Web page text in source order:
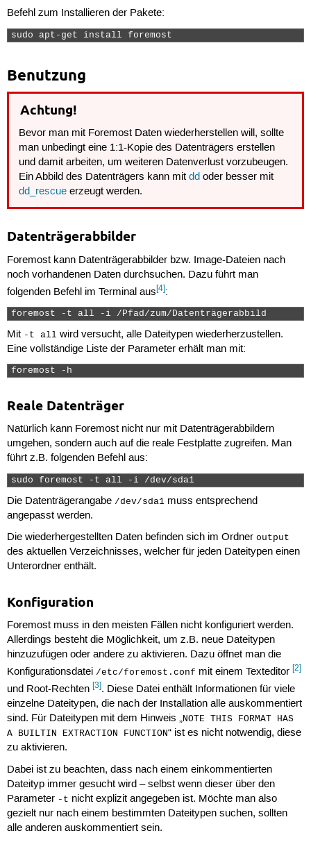
Befehl zum Installieren der Pakete:
sudo apt-get install foremost
Benutzung
Achtung!
Bevor man mit Foremost Daten wiederherstellen will, sollte
man unbedingt eine 1:1-Kopie des Datenträgers erstellen
und damit arbeiten, um weiteren Datenverlust vorzubeugen.
Ein Abbild des Datenträgers kann mitdd oder besser mit
dd_rescue erzeugt werden.
Datenträgerabbilder
Foremost kann Datenträgerabbilder bzw. Image-Dateien nach
noch vorhandenen Daten durchsuchen. Dazu führt man
folgenden Befehl im Terminal aus[4]:
foremost -t all -i /Pfad/zum/Datenträgerabbild
Mit -t all wird versucht, alle Dateitypen wiederherzustellen.
Eine vollständige Liste der Parameter erhält man mit:
foremost -h
Reale Datenträger
Natürlich kann Foremost nicht nur mit Datenträgerabbildern
umgehen, sondern auch auf die reale Festplatte zugreifen. Man
führt z.B. folgenden Befehl aus:
sudo foremost -t all -i /dev/sda1
Die Datenträgerangabe /dev/sda1muss entsprechend
angepasst werden.
Die wiederhergestellten Daten befinden sich im Ordner output
des aktuellen Verzeichnisses, welcher für jeden Dateitypen einen
Unterordner enthält.
Konfiguration
Foremost muss in den meisten Fällen nicht konfiguriert werden.
Allerdings besteht die Möglichkeit, um z.B. neue Dateitypen
hinzuzufügen oder andere zu aktivieren. Dazu öffnet man die
Konfigurationsdatei /etc/foremost.conf mit einem Texteditor [2]
und Root-Rechten [3]. Diese Datei enthält Informationen für viele
einzelne Dateitypen, die nach der Installation alle auskommentiert
sind. Für Dateitypen mit dem Hinweis „NOTE THIS FORMAT HAS
A BUILTIN EXTRACTION FUNCTION“ ist es nicht notwendig, diese
zu aktivieren.
Dabei ist zu beachten, dass nach einem einkommentierten
Dateityp immer gesucht wird – selbst wenn dieser über den
Parameter -t nicht explizit angegeben ist. Möchte man also
gezielt nur nach einem bestimmten Dateitypen suchen, sollten
alle anderen auskommentiert sein.